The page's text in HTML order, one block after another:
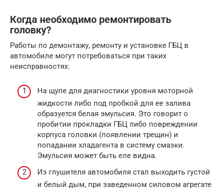
Когда необходимо ремонтировать
головку?
Работы по демонтажу, ремонту и установке ГБЦ в
автомобиле могут потребоваться при таких
неисправностях:
На щупе для диагностики уровня моторной
жидкости либо под пробкой для ее залива
образуется белая эмульсия. Это говорит о
пробитии прокладки ГБЦ либо повреждении
корпуса головки (появлении трещин) и
попадании хладагента в систему смазки.
Эмульсия может быть еле видна.
Из глушителя автомобиля стал выходить густой
и белый дым, при заведенном силовом агрегате